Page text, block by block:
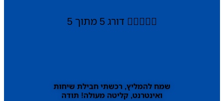
 דורג 5 מתוך 5
שמח להמליץ, רכשתי חבילת שיחות
ואינטרנט, קליטה מעולה! תודה